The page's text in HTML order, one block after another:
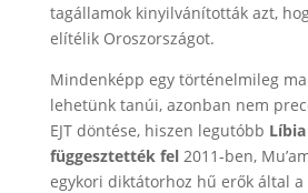
tagállamok kinyilvánították azt,
elítélik Oroszországot.
Mindenképp egy történelmileg
lehetünk tanúi, azonban nem
EJT döntése, hiszen legutóbb
függesztették fel2011-ben,
egykori diktátorhoz hű erők által